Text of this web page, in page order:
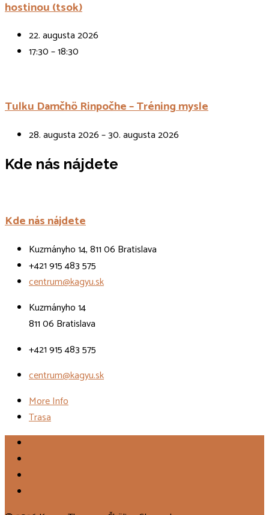
hostinou (tsok)
22. augusta 2026
17:30 – 18:30
Tulku Damčhö Rinpočhe – Tréning mysle
28. augusta 2026 – 30. augusta 2026
Kde nás nájdete
Kde nás nájdete
Kuzmányho 14, 811 06 Bratislava
+421 915 483 575
centrum@kagyu.sk
Kuzmányho 14
811 06 Bratislava
+421 915 483 575
centrum@kagyu.sk
More Info
Trasa